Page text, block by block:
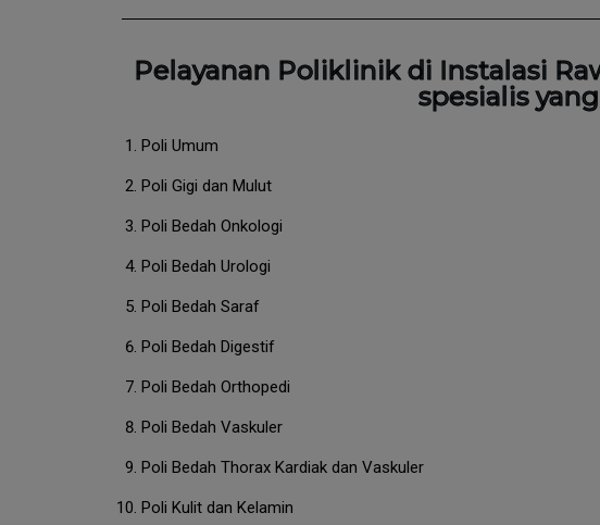
Pelayanan Poliklinik di Instalasi
spesialis
Poli Umum
Poli Gigi dan Mulut
Poli Bedah Onkologi
Poli Bedah Urologi
Poli Bedah Saraf
Poli Bedah Digestif
Poli Bedah Orthopedi
Poli Bedah Vaskuler
Poli Bedah Thorax Kardiak dan Vaskuler
Poli Kulit dan Kelamin